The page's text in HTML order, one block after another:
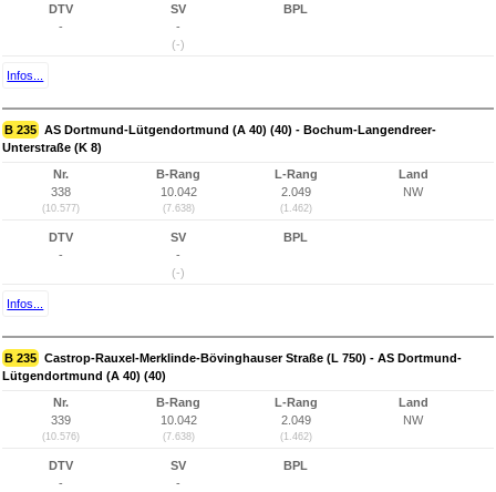
DTV
-
SV
-
(-)
BPL
Infos...
B 235 AS Dortmund-Lütgendortmund (A 40) (40) - Bochum-Langendreer-
Unterstraße (K 8)
Nr.
338
(10.577)
B-Rang
10.042
(7.638)
L-Rang
2.049
(1.462)
Land
NW
DTV
-
SV
-
(-)
BPL
Infos...
B 235 Castrop-Rauxel-Merklinde-Bövinghauser Straße (L 750) - AS Dortmund-
Lütgendortmund (A 40) (40)
Nr.
339
(10.576)
B-Rang
10.042
(7.638)
L-Rang
2.049
(1.462)
Land
NW
DTV
-
SV
-
BPL